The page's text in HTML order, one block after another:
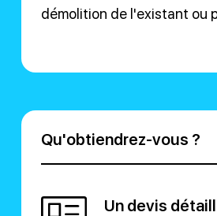
démolition de l'existant ou
Qu'obtiendrez-vous ?
Un devis